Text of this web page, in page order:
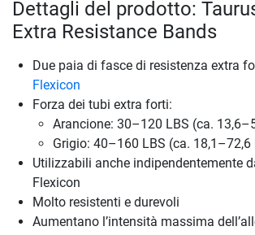
Dettagli del prodotto:
Extra Resistance Bands
Due paia di fasce di resistenza extra
Flexicon
Forza dei tubi extra forti:
Arancione: 30–120 LBS (ca.
Grigio: 40–160 LBS (ca. 18,1–72,6
Utilizzabili anche indipendentemente
Flexicon
Molto resistenti e durevoli
Aumentano l’intensità massima